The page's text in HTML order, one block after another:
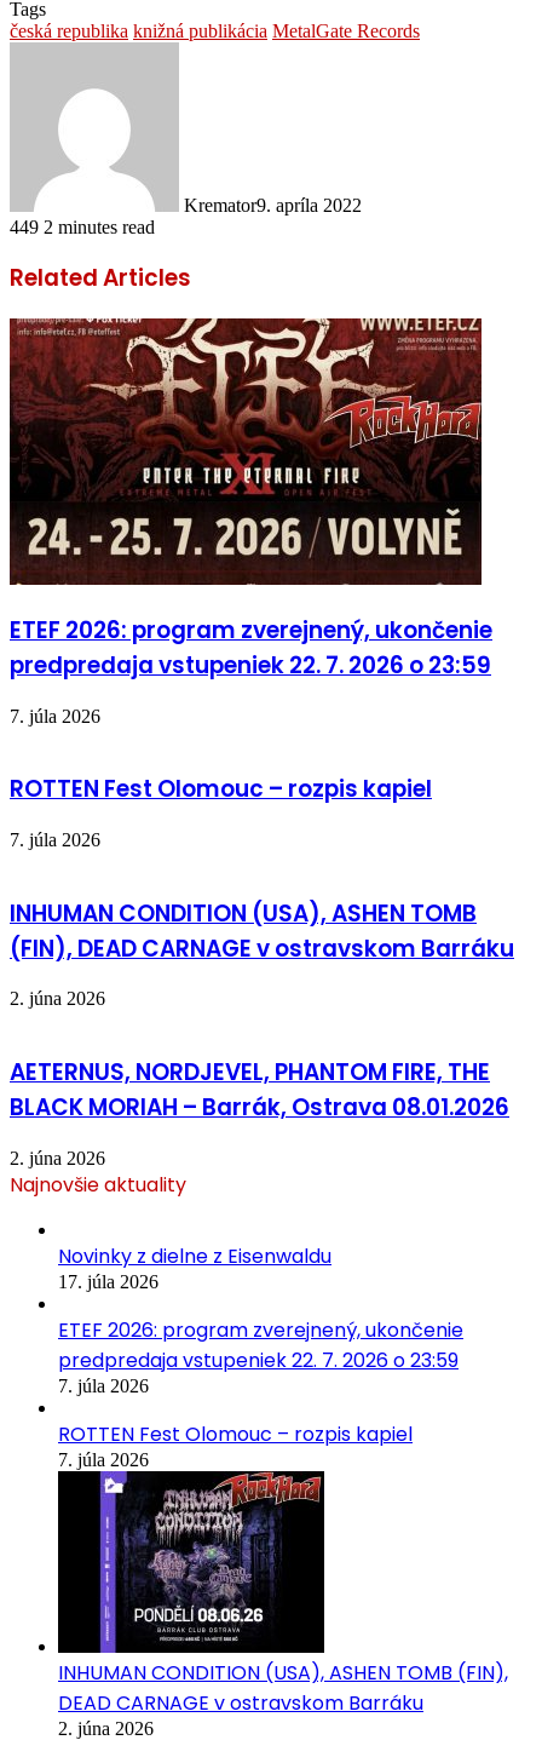
Tags
česká republika knižná publikácia MetalGate Records
Kremator9. apríla 2022
449 2 minutes read
Related Articles
ETEF 2026: program zverejnený, ukončenie
predpredaja vstupeniek 22. 7. 2026 o 23:59
7. júla 2026
ROTTEN Fest Olomouc – rozpis kapiel
7. júla 2026
INHUMAN CONDITION (USA), ASHEN TOMB
(FIN), DEAD CARNAGE v ostravskom Barráku
2. júna 2026
AETERNUS, NORDJEVEL, PHANTOM FIRE, THE
BLACK MORIAH – Barrák, Ostrava 08.01.2026
2. júna 2026
Najnovšie aktuality
Novinky z dielne z Eisenwaldu
17. júla 2026
ETEF 2026: program zverejnený, ukončenie
predpredaja vstupeniek 22. 7. 2026 o 23:59
7. júla 2026
ROTTEN Fest Olomouc – rozpis kapiel
7. júla 2026
INHUMAN CONDITION (USA), ASHEN TOMB (FIN),
DEAD CARNAGE v ostravskom Barráku
2. júna 2026